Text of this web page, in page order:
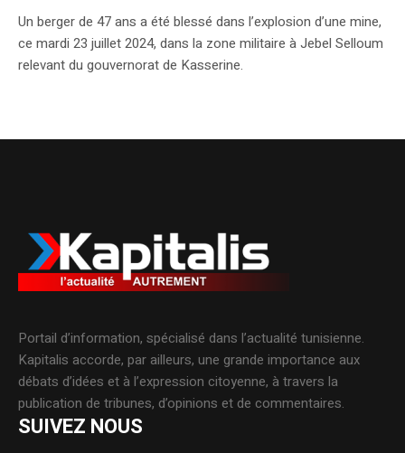
Un berger de 47 ans a été blessé dans l’explosion d’une mine,
ce mardi 23 juillet 2024, dans la zone militaire à Jebel Selloum
relevant du gouvernorat de Kasserine.
Portail d’information, spécialisé dans l’actualité tunisienne.
Kapitalis accorde, par ailleurs, une grande importance aux
débats d’idées et à l’expression citoyenne, à travers la
publication de tribunes, d’opinions et de commentaires.
SUIVEZ NOUS